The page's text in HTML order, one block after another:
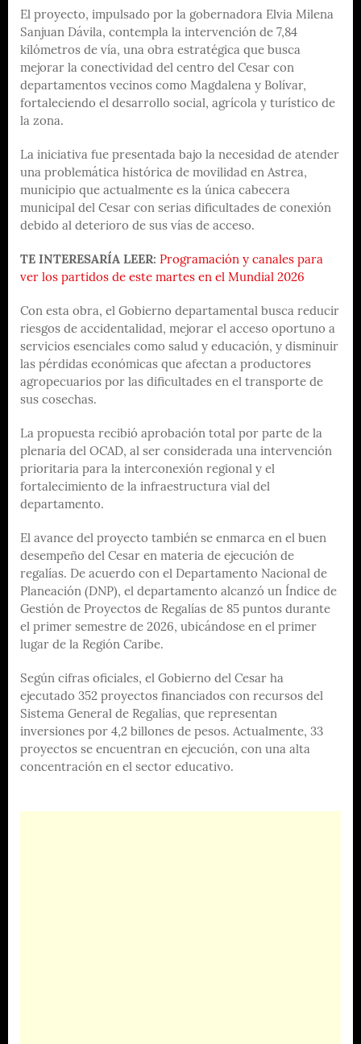
El proyecto, impulsado por la gobernadora Elvia Milena
Sanjuan Dávila, contempla la intervención de 7,84
kilómetros de vía, una obra estratégica que busca
mejorar la conectividad del centro del Cesar con
departamentos vecinos como Magdalena y Bolívar,
fortaleciendo el desarrollo social, agrícola y turístico de
la zona.
La iniciativa fue presentada bajo la necesidad de atender
una problemática histórica de movilidad en Astrea,
municipio que actualmente es la única cabecera
municipal del Cesar con serias dificultades de conexión
debido al deterioro de sus vías de acceso.
TE INTERESARÍA LEER: Programación y canales para
ver los partidos de este martes en el Mundial 2026
Con esta obra, el Gobierno departamental busca reducir
riesgos de accidentalidad, mejorar el acceso oportuno a
servicios esenciales como salud y educación, y disminuir
las pérdidas económicas que afectan a productores
agropecuarios por las dificultades en el transporte de
sus cosechas.
La propuesta recibió aprobación total por parte de la
plenaria del OCAD, al ser considerada una intervención
prioritaria para la interconexión regional y el
fortalecimiento de la infraestructura vial del
departamento.
El avance del proyecto también se enmarca en el buen
desempeño del Cesar en materia de ejecución de
regalías. De acuerdo con el Departamento Nacional de
Planeación (DNP), el departamento alcanzó un Índice de
Gestión de Proyectos de Regalías de 85 puntos durante
el primer semestre de 2026, ubicándose en el primer
lugar de la Región Caribe.
Según cifras oficiales, el Gobierno del Cesar ha
ejecutado 352 proyectos financiados con recursos del
Sistema General de Regalías, que representan
inversiones por 4,2 billones de pesos. Actualmente, 33
proyectos se encuentran en ejecución, con una alta
concentración en el sector educativo.